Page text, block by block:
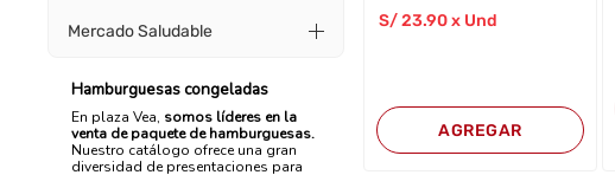
Mercado Saludable
Hamburguesas congeladas
En plaza Vea, somos líderes en la
venta de paquete de hamburguesas.
Nuestro catálogo ofrece una gran
diversidad de presentaciones para
S/23.90x Und
AGREGAR